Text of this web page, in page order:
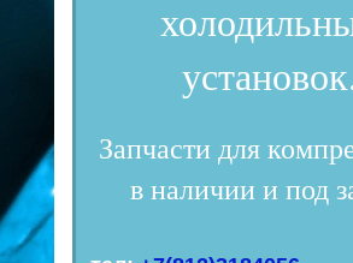
Запчасти для
в наличии и под